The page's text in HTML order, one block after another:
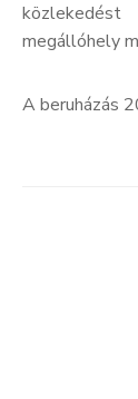
megállóhely
A beruházás